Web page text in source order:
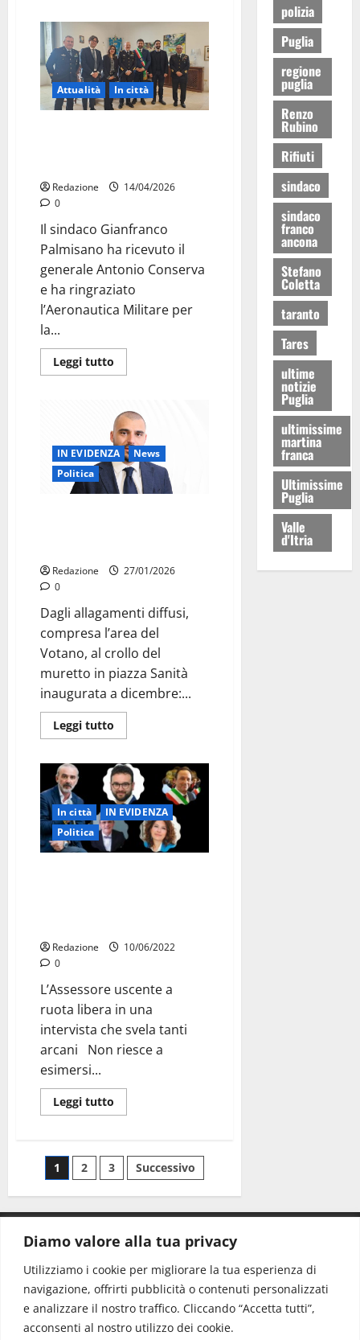
Diamo valore alla tua privacy
Utilizziamo i cookie per migliorare la tua esperienza di
navigazione, offrirti pubblicità o contenuti personalizzati
e analizzare il nostro traffico. Cliccando “Accetta tutti”,
acconsenti al nostro utilizzo dei cookie.
Attualità In città
Redazione
14/04/2026
0
Il sindaco Gianfranco
Palmisano ha ricevuto il
generale Antonio Conserva
e ha ringraziato
l’Aeronautica Militare per
la...
Leggi tutto
IN EVIDENZA
News
Politica
Redazione
27/01/2026
0
Dagli allagamenti diffusi,
compresa l’area del
Votano, al crollo del
muretto in piazza Sanità
inaugurata a dicembre:...
Leggi tutto
In città
IN EVIDENZA
Politica
Redazione
10/06/2022
0
L’Assessore uscente a
ruota libera in una
intervista che svela tanti
arcani Non riesce a
esimersi...
Leggi tutto
1 2 3 Successivo
polizia
Puglia
regione
puglia
Renzo
Rubino
Rifiuti
sindaco
sindaco
franco
ancona
Stefano
Coletta
taranto
Tares
ultime
notizie
Puglia
ultimissime
martina
franca
Ultimissime
Puglia
Valle
d'Itria
CONTATTI.
Redazione: redazione@www.martinasera.it
Direttore:direttore@www.martinasera.it
Info & Commerciale:info@www.martinasera.it